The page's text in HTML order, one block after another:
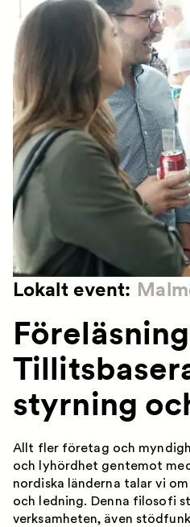
Nyheter
HR dagarna
Lokalt event:
styrning
Allt fler företag och
och lyhördhet gentemot
nordiska länderna talar vi
och ledning. Denna filosofi
verksamheten, även